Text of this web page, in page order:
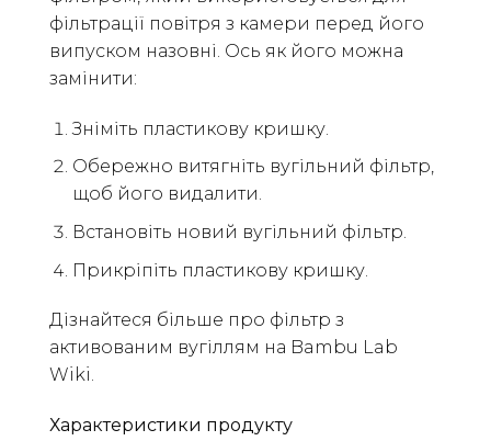
фільтрації повітря з камери перед його
випуском назовні. Ось як його можна
замінити:
Зніміть пластикову кришку.
Обережно витягніть вугільний фільтр,
щоб його видалити.
Встановіть новий вугільний фільтр.
Прикріпіть пластикову кришку.
Дізнайтеся більше про фільтр з
активованим вугіллям на Bambu Lab
Wiki.
Характеристики продукту